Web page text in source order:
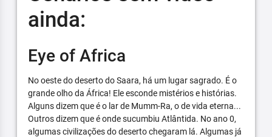
ainda:
Eye of Africa
No oeste do deserto do Saara, há um lugar sagrado. É o
grande olho da África! Ele esconde mistérios e histórias.
Alguns dizem que é o lar de Mumm-Ra, o de vida eterna...
Outros dizem que é onde sucumbiu Atlântida. No ano 0,
algumas civilizações do deserto chegaram lá. Algumas já